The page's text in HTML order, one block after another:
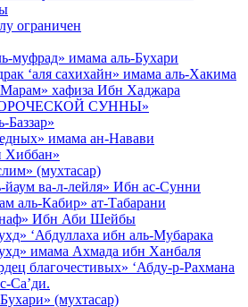
ограничен
муфрад» имама аль-Бухари
‘аля сахихайн» имама аль-Хакима
хафиза Ибн Хаджара
СУННЫ»
Баззар»
имама ан-Навави
Хиббан»
(мухтасар)
йаум ва-л-лейля» Ибн ас-Сунни
аль-Кабир» ат-Табарани
Ибн Аби Шейбы
‘Абдуллаха ибн аль-Мубарака
имама Ахмада ибн Ханбаля
благочестивых» ‘Абду-р-Рахмана
Са’ди.
(мухтасар)